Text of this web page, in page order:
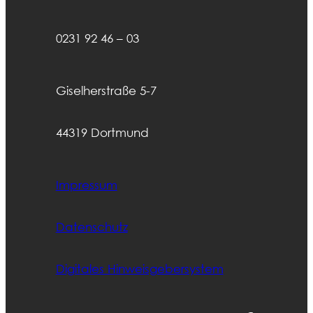
0231 92 46 – 03
Giselherstraße 5-7
44319 Dortmund
Impressum
Datenschutz
Digitales Hinweisgebersystem